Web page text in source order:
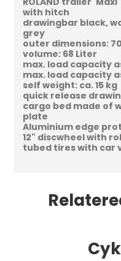
with hitch
drawingbar black,
grey
outer dimensions:
volume: 68 Liter
max. load capacity
max. load capacity
self weight: ca. 15 kg
quick release
cargo bed made of
plate
Aluminium edge
12" discwheel with
tubed tires with car